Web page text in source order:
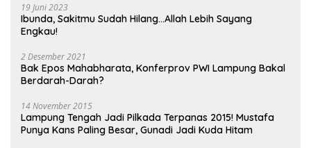
19 Juni 2023
Ibunda, Sakitmu Sudah Hilang…Allah Lebih Sayang
Engkau!
2 Desember 2021
Bak Epos Mahabharata, Konferprov PWI Lampung Bakal
Berdarah-Darah?
14 November 2015
Lampung Tengah Jadi Pilkada Terpanas 2015! Mustafa
Punya Kans Paling Besar, Gunadi Jadi Kuda Hitam